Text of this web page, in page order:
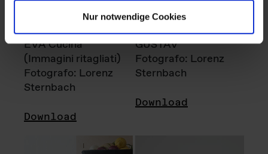
Nur notwendige Cookies
EVA Cucina
(Immagini ritagliati)
Fotografo: Lorenz
Sternbach
Download
GUSTAV
Fotografo: Lorenz
Sternbach
Download